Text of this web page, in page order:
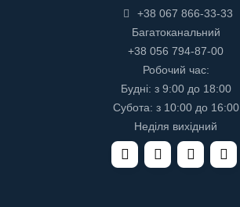
+38 067 866-33-33
Багатоканальний
+38 056 794-87-00
Робочий час:
Будні: з 9:00 до 18:00
Субота: з 10:00 до 16:00
Неділя вихідний